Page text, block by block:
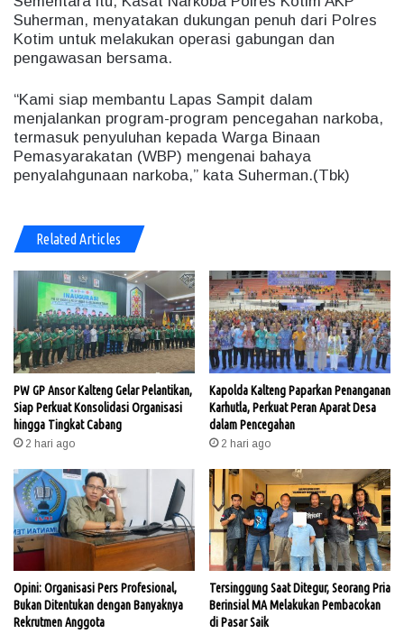
Suherman, menyatakan dukungan penuh dari Polres
Kotim untuk melakukan operasi gabungan dan
pengawasan bersama.
“Kami siap membantu Lapas Sampit dalam
menjalankan program-program pencegahan narkoba,
termasuk penyuluhan kepada Warga Binaan
Pemasyarakatan (WBP) mengenai bahaya
penyalahgunaan narkoba,” kata Suherman.(Tbk)
Related Articles
PW GP Ansor Kalteng Gelar Pelantikan,
Siap Perkuat Konsolidasi Organisasi
hingga Tingkat Cabang
2 hari ago
Kapolda Kalteng Paparkan Penanganan
Karhutla, Perkuat Peran Aparat Desa
dalam Pencegahan
2 hari ago
Opini: Organisasi Pers Profesional,
Bukan Ditentukan dengan Banyaknya
Rekrutmen Anggota
Tersinggung Saat Ditegur, Seorang Pria
Berinsial MA Melakukan Pembacokan
di Pasar Saik